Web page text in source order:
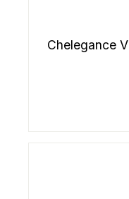
Chelegance